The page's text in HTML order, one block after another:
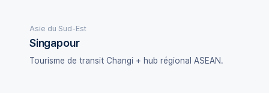
Asie du Sud-Est
Singapour
Tourisme de transit Changi + hub régional ASEAN.